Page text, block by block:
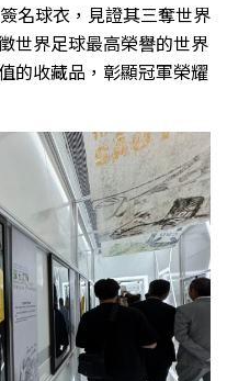
名球衣，見證其三奪世界
世界足球最高榮譽的世界
的收藏品，彰顯冠軍榮耀